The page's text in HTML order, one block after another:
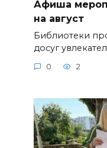
Афиша
на август
Библиотеки
досуг
0 2